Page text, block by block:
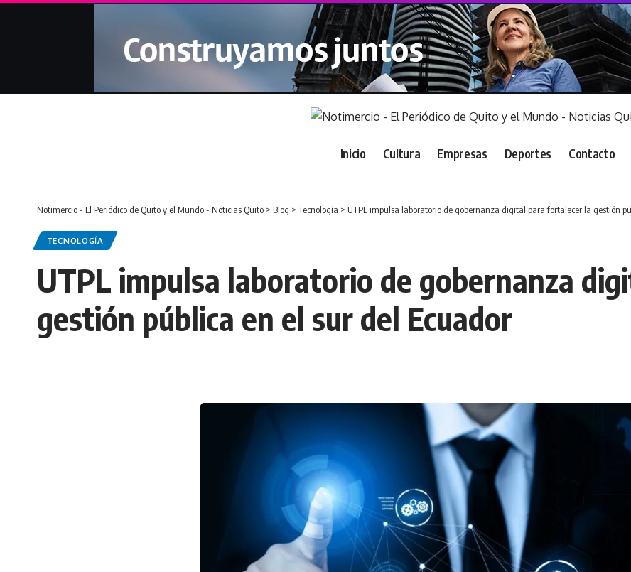
Inicio Cultura Empresas Deportes Contacto
Notimercio - El Periódico de Quito y el Mundo - Noticias Quito > Blog > Tecnología > UTPL impulsa laboratorio de gobernanza digital para fortalecer la gestión
TECNOLOGÍA
UTPL impulsa laboratorio de gobernanza
gestión pública en el sur del Ecuador